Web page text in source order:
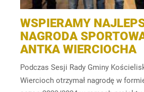
WSPIERAMY
NAGRODA
ANTKA WIERCIOCHA
Podczas Sesji Rady Gminy
Wiercioch otrzymał nagrodę w